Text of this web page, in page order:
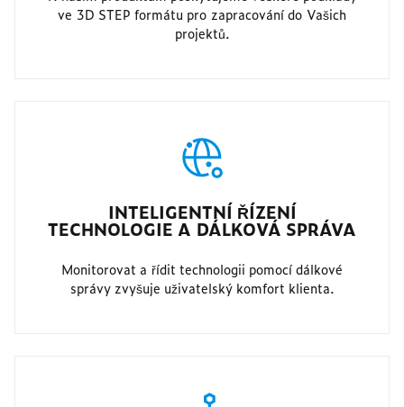
ve 3D STEP formátu pro zapracování do Vašich
projektů.
INTELIGENTNÍ ŘÍZENÍ
TECHNOLOGIE A DÁLKOVÁ SPRÁVA
Monitorovat a řídit technologii pomocí dálkové
správy zvyšuje uživatelský komfort klienta.